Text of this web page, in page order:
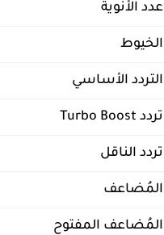
عدد الأنوية
الخيوط
التردد الأساسي
تردد Turbo Boost
تردد الناقل
المُضاعف
المُضاعف المفتوح